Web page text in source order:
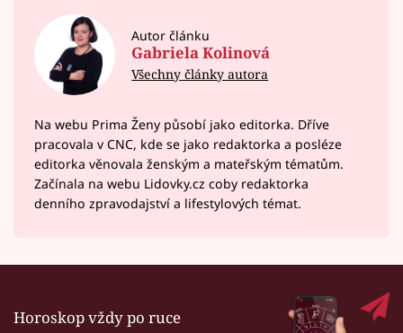
Autor článku
Gabriela Kolinová
Všechny články autora
Na webu Prima Ženy působí jako editorka. Dříve
pracovala v CNC, kde se jako redaktorka a posléze
editorka věnovala ženským a mateřským tématům.
Začínala na webu Lidovky.cz coby redaktorka
denního zpravodajství a lifestylových témat.
Horoskop vždy po ruce